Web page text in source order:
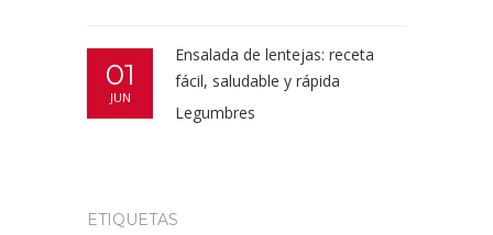
01
JUN
Ensalada de lentejas: receta
fácil, saludable y rápida
Legumbres
ETIQUETAS